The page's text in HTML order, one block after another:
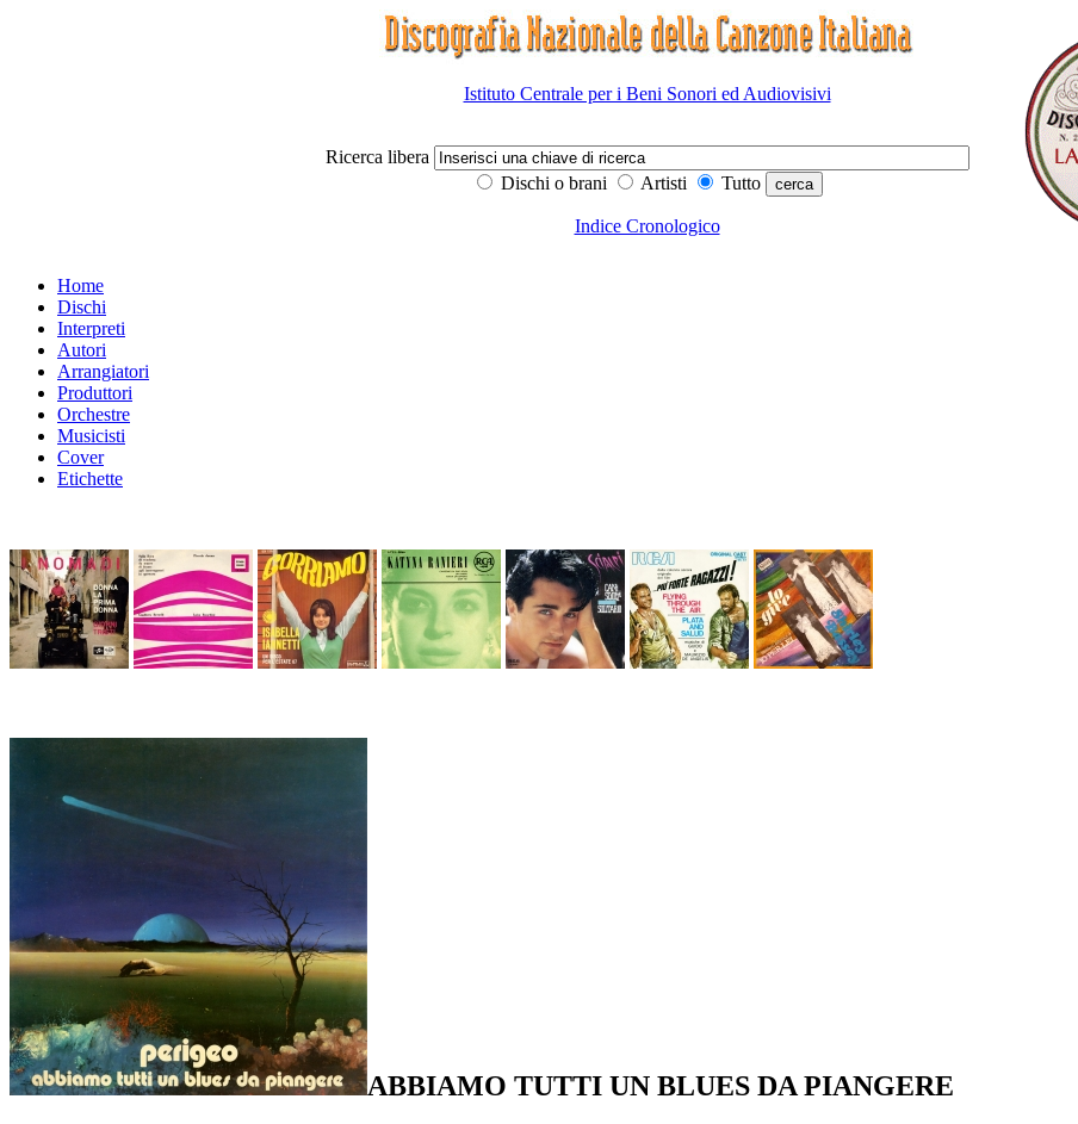
Istituto Centrale per i Beni Sonori ed Audiovisivi
Ricerca libera
Dischi o brani
Artisti Tutto
Indice Cronologico
Home
Dischi
Interpreti
Autori
Arrangiatori
Produttori
Orchestre
Musicisti
Cover
Etichette
ABBIAMO TUTTI UN BLUES DA PIANGERE